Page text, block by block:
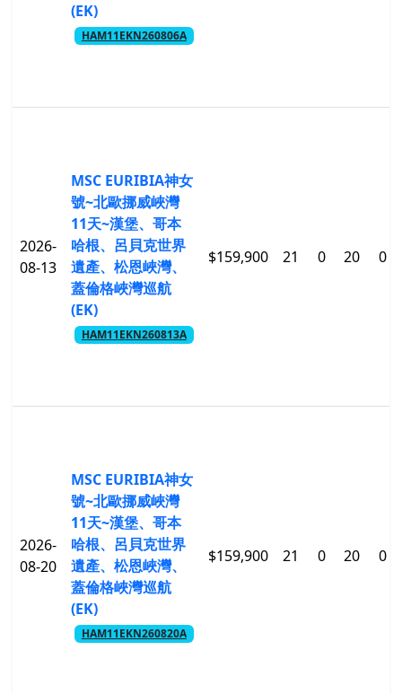
(EK)
HAM11EKN260806A
2026-
08-13
MSC EURIBIA神女
號~北歐挪威峽灣
11天~漢堡、哥本
哈根、呂貝克世界
遺產、松恩峽灣、
蓋倫格峽灣巡航
(EK)
HAM11EKN260813A
$159,900 21 0 20 0
2026-
08-20
MSC EURIBIA神女
號~北歐挪威峽灣
11天~漢堡、哥本
哈根、呂貝克世界
遺產、松恩峽灣、
蓋倫格峽灣巡航
(EK)
HAM11EKN260820A
$159,900 21 0 20 0